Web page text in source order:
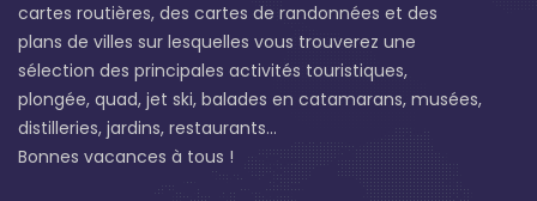
cartes routières, des cartes de randonnées et des
plans de villes sur lesquelles vous trouverez une
sélection des principales activités touristiques,
plongée, quad, jet ski, balades en catamarans, musées,
distilleries, jardins, restaurants...
Bonnes vacances à tous !